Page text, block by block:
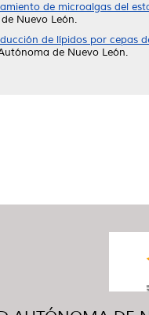
de microalgas del
Nuevo León.
de lípidos por cepas
de Nuevo León.